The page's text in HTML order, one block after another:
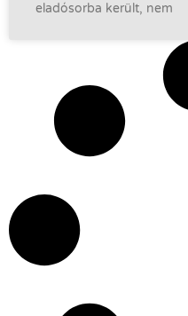
eladósorba került, nem